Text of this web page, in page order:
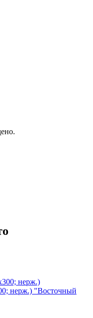
нерж.) "Восточный